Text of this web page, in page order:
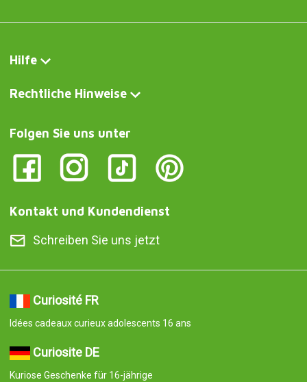
Hilfe
Rechtliche Hinweise
Folgen Sie uns unter
Kontakt und Kundendienst
Schreiben Sie uns jetzt
Curiosité FR
Idées cadeaux curieux adolescents 16 ans
Curiosite DE
Kuriose Geschenke für 16-jährige